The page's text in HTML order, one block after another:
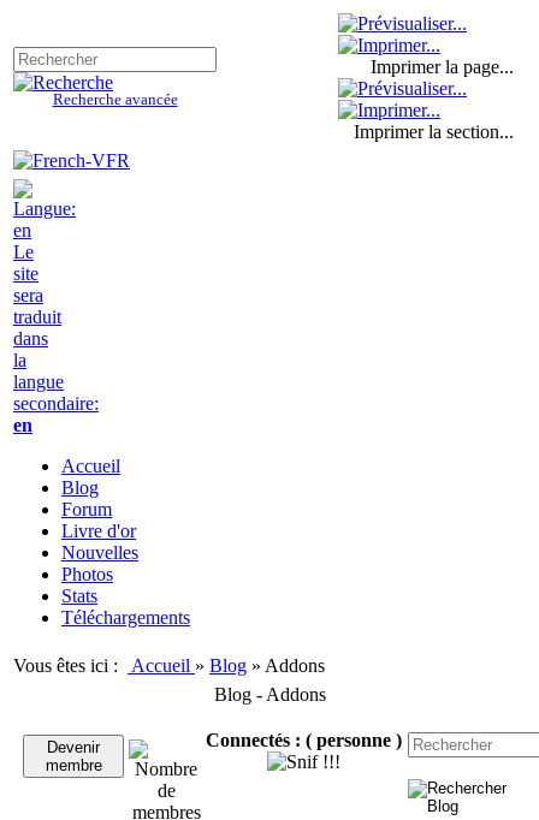
Recherche avancée
Imprimer la page...
Imprimer la section...
Le
site
sera
traduit
dans
la
langue
secondaire:
en
Accueil
Blog
Forum
Livre d'or
Nouvelles
Photos
Stats
Téléchargements
Vous êtes ici : Accueil » Blog » Addons
Blog - Addons
Devenir
membre
Connectés : ( personne )